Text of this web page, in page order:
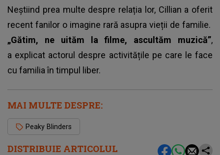
DISTRIBUIE ARTICOLUL
Neștiind prea multe despre relația lor, Cillian a oferit
recent fanilor o imagine rară asupra vieții de familie.
„Gătim, ne uităm la filme, ascultăm muzică”,
a explicat actorul despre activitățile pe care le face
cu familia în timpul liber.
MAI MULTE DESPRE:
Peaky Blinders